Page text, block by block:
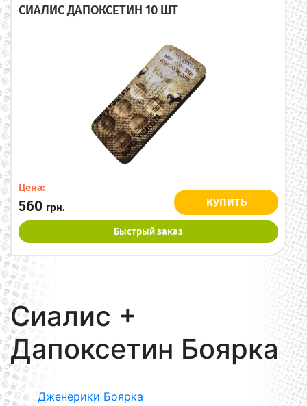
СИАЛИС ДАПОКСЕТИН 10 ШТ
Цена:
560 грн. КУПИТЬ
Быстрый заказ
Сиалис +
Дапоксетин Боярка
Дженерики Боярка